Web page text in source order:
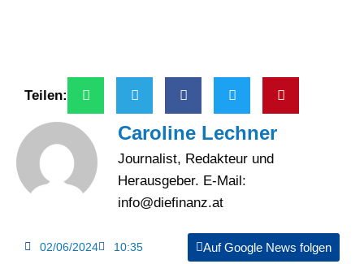
Teilen:
Caroline Lechner
Journalist, Redakteur und
Herausgeber. E-Mail:
info@diefinanz.at
02/06/2024 10:35 Auf Google News folgen